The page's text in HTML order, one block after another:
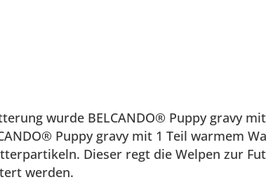
wurde BELCANDO® Puppy gravy
Puppy gravy mit 1 Teil warmem
Dieser regt die Welpen zur
werden.